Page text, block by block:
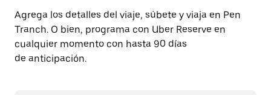
Agrega los detalles del viaje, súbete y viaja en Pen
Tranch. O bien, programa con Uber Reserve en
cualquier momento con hasta 90 días
de anticipación.